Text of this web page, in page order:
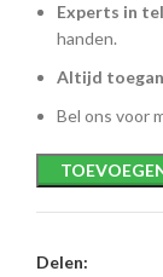
Experts in
handen.
Altijd
Bel ons voor
Delen: